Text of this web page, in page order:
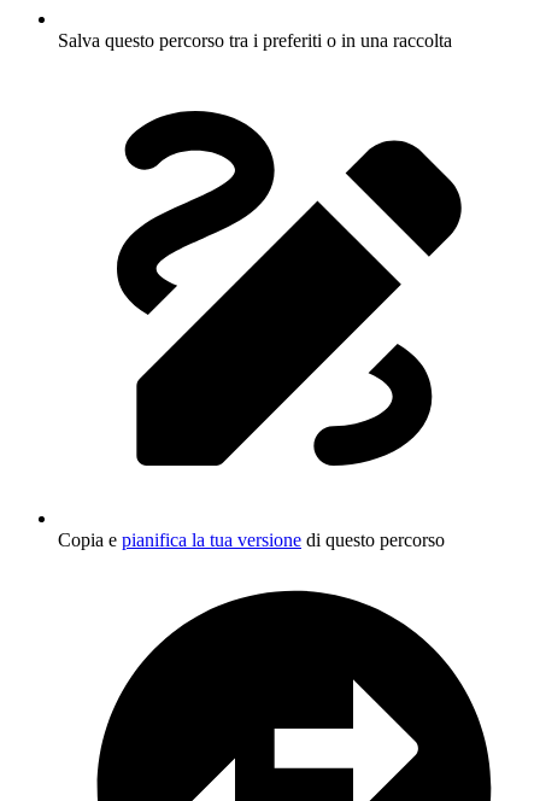
Salva questo percorso tra i preferiti o in una raccolta
Copia e pianifica la tua versione di questo percorso